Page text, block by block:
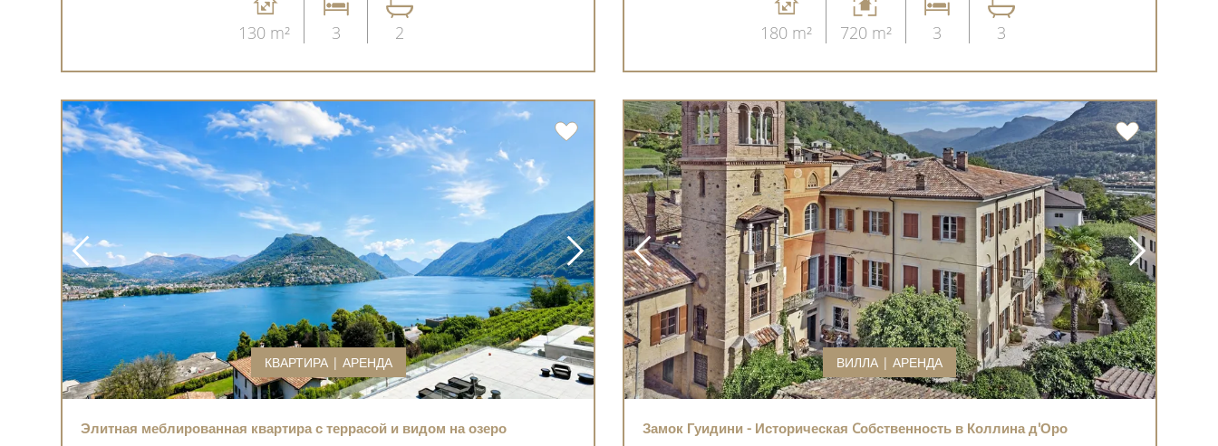
130 m² 3 2 180 m² 720 m² 3 3
КВАРТИРА | АРЕНДА
Элитная меблированная квартира с террасой и видом на озеро
ВИЛЛА | АРЕНДА
Замок Гуидини - Историческая Cобственность в Коллина д'Оро